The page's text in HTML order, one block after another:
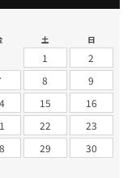
土 日
1
2
8
9
15
16
22
23
29
30